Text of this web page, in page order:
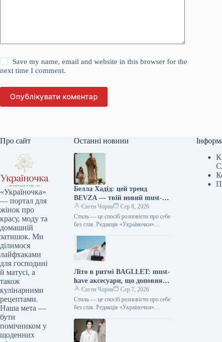
Save my name, email and website in this browser for the
next time I comment.
Опублікувати коментар
Про сайт
«Україночка»
— портал для
жінок про
красу, моду та
домашній
затишок. Ми
ділимося
лайфхаками
для господині
й матусі, а
також
кулінарними
рецептами.
Наша мета —
бути
помічником у
щоденних
Останні новини
Белла Хадід: цей тренд
BEVZA — твій новий must-
have сезону!
Євген Чорна
Сер 8, 2026
Стиль — це спосіб розповісти про себе
без слів. Редакція «Україночки»
тенденціями, і сьогодні ми
підготували…
Літо в ритмі BAGLLET: must-
have аксесуари, що доповнять
твій фешн-образ
Євген Чорна
Сер 7, 2026
Стиль — це спосіб розповісти про себе
без слів. Редакція «Україночки»
тенденціями, і сьогодні ми
підготували…